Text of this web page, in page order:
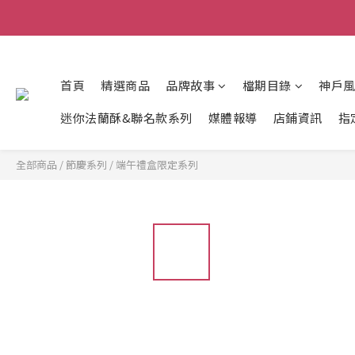
首頁 精選商品 品牌故事 檔期目錄
神戶
迷你法蘭酥&聯名款系列
媒體報導 店鋪資訊 指
全部商品 / 節慶系列 / 端午禮盒限定系列